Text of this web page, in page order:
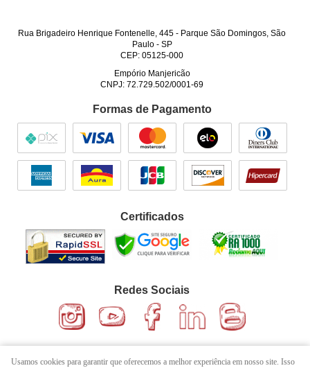
Rua Brigadeiro Henrique Fontenelle, 445 - Parque São Domingos, São
Paulo- SP
CEP: 05125-000
Empório Manjericão
CNPJ: 72.729.502/0001-69
Formas de Pagamento
Certificados
Redes Sociais
Sobre a Loja
Usamos cookies para garantir que oferecemos a melhor experiência em nosso site. Isso